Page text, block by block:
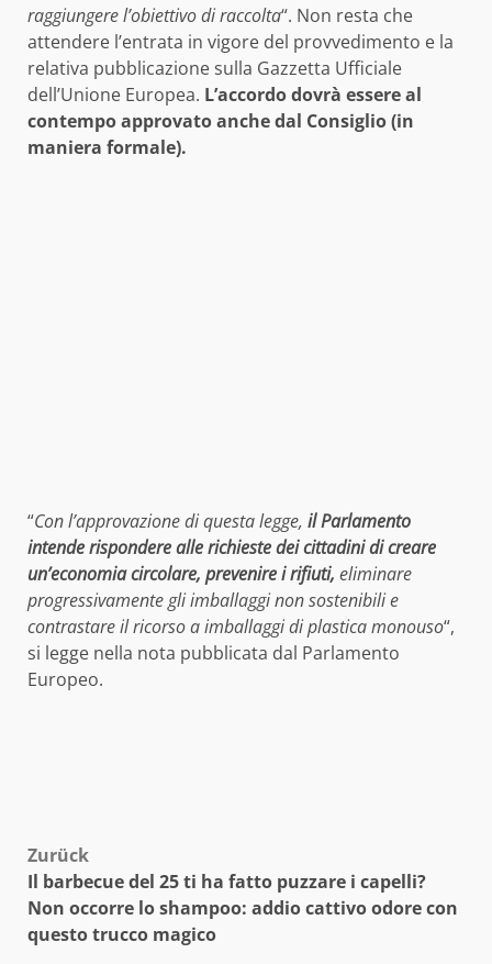
raggiungere l’obiettivo di raccolta“. Non resta che
attendere l’entrata in vigore del provvedimento e la
relativa pubblicazione sulla Gazzetta Ufficiale
dell’Unione Europea. L’accordo dovrà essere al
contempo approvato anche dal Consiglio (in
maniera formale).
“Con l’approvazione di questa legge, il Parlamento
intende rispondere alle richieste dei cittadini di creare
un’economia circolare, prevenire i rifiuti, eliminare
progressivamente gli imballaggi non sostenibili e
contrastare il ricorso a imballaggi di plastica monouso“,
si legge nella nota pubblicata dal Parlamento
Europeo.
Beitragsnavigation
Zurück
Il barbecue del 25 ti ha fatto puzzare i capelli?
Non occorre lo shampoo: addio cattivo odore con
questo trucco magico